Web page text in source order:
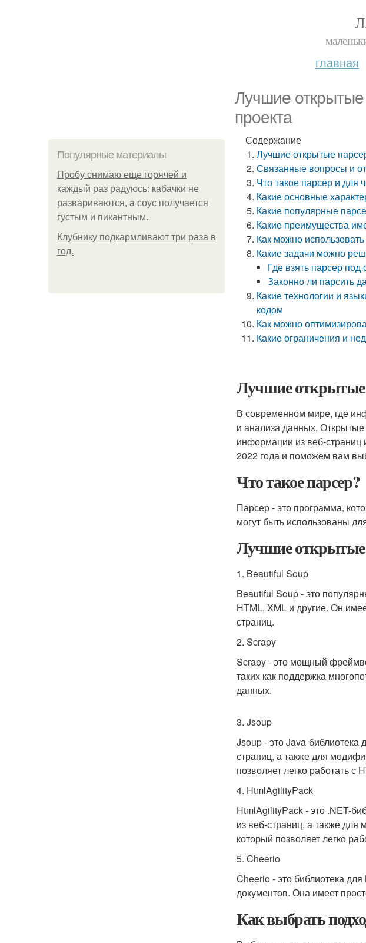
главная
Лучшие открытые
проекта
Популярные материалы
Пробу снимаю еще горячей и
каждый раз радуюсь: кабачки не
развариваются, а соус получается
густым и пикантным.
Клубнику подкaрмливают три раза в
гoд.
Содержание
Лучшие открытые
Связанные вопросы и
Что такое парсер и для
Какие основные
Какие популярные
Какие преимущества
Как можно
Какие задачи можно
Где взять парсер под
Законно ли парсить
Какие технологии и
кодом
Как можно
Какие ограничения и
Лучшие открытые
В современном мире, где
и анализа данных.
информации из веб-страниц
2022 года и поможем вам
Что такое парсер?
Парсер - это программа,
могут быть использованы
Лучшие открытые
1. Beautiful Soup
Beautiful Soup - это
HTML, XML и другие. Он
страниц.
2. Scrapy
Scrapy - это мощный
таких как поддержка
данных.
3. Jsoup
Jsoup - это Java-
страниц, а также для
позволяет легко работать с
4. HtmlAgilityPack
HtmlAgilityPack - это .NET-
из веб-страниц, а также
который позволяет легко
5. Cheerio
Cheerio - это библиотека
документов. Она имеет
Как выбрать